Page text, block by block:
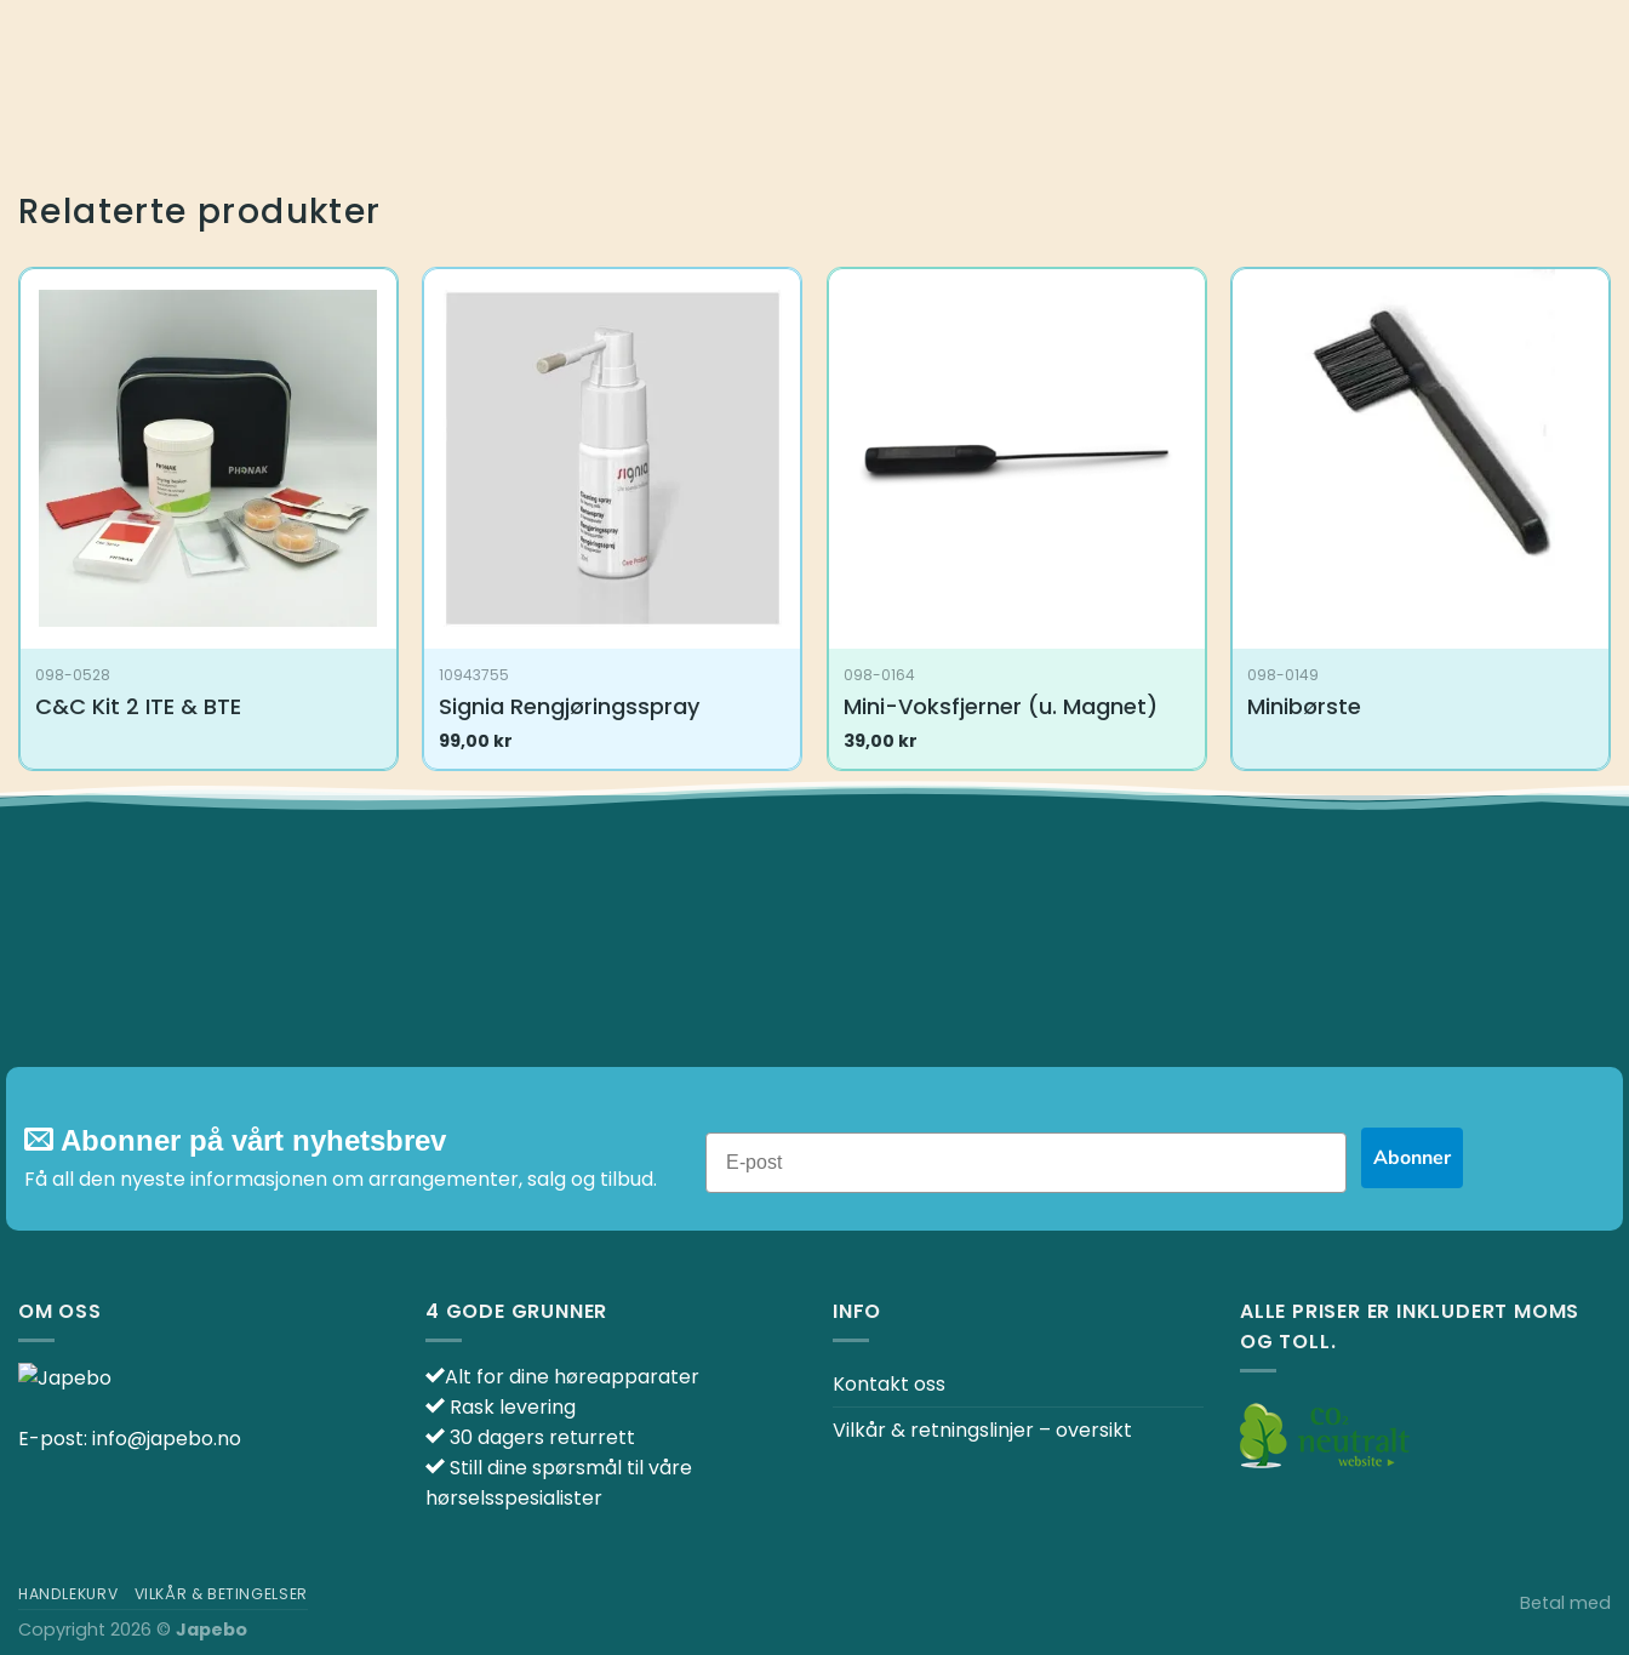
Relaterte produkter
098-0528
C&C Kit 2 ITE & BTE
10943755
Signia Rengjøringsspray
99,00 kr
098-0164
Mini-Voksfjerner (u. Magnet)
39,00 kr
098-0149
Minibørste
Abonner på vårt nyhetsbrev
Få all den nyeste informasjonen om arrangementer, salg og tilbud.
Abonner
OM OSS
E-post: info@japebo.no
4 GODE GRUNNER
Alt for dine høreapparater
Rask levering
30 dagers returrett
Still dine spørsmål til våre
hørselsspesialister
INFO
Kontakt oss
Vilkår & retningslinjer – oversikt
ALLE PRISER ER INKLUDERT MOMS
OG TOLL.
Betal med
HANDLEKURV VILKÅR & BETINGELSER
Copyright 2026 © Japebo